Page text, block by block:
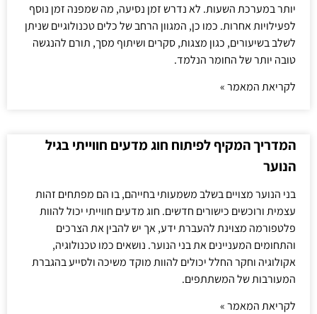
יותר במערכת השעות. לא נדרש זמן נסיעה, מה שמפנה זמן נוסף
לפעילויות אחרות. כמו כן, המגוון הרחב של כלים טכנולוגיים שניתן
לשלב בשיעורים, כגון מצגות, סקרים ושיתוף מסך, תורם להנגשה
טובה יותר של החומר הנלמד.
לקריאת המאמר »
המדריך המקיף לפיתוח חוג מדעים חווייתי בגיל
הנוער
בני הנוער מצויים בשלב משמעותי בחייהם, בו הם מפתחים זהות
עצמית ורוכשים כישורים חדשים. חוג מדעים חווייתי יכול להוות
פלטפורמה מצוינת להעברת ידע, אך יש להבין את הצרכים
והתחומים המעניינים את בני הנוער. נושאים כמו טכנולוגיה,
אקולוגיה וחקר החלל יכולים להוות מוקד משיכה ולסייע בהגברת
המעורבות של המשתתפים.
לקריאת המאמר »